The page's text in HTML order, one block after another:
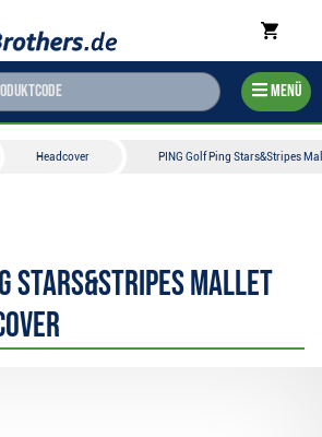
Menü
Headcover PING Golf Ping Stars&Stripes
Stars&Stripes Mallet